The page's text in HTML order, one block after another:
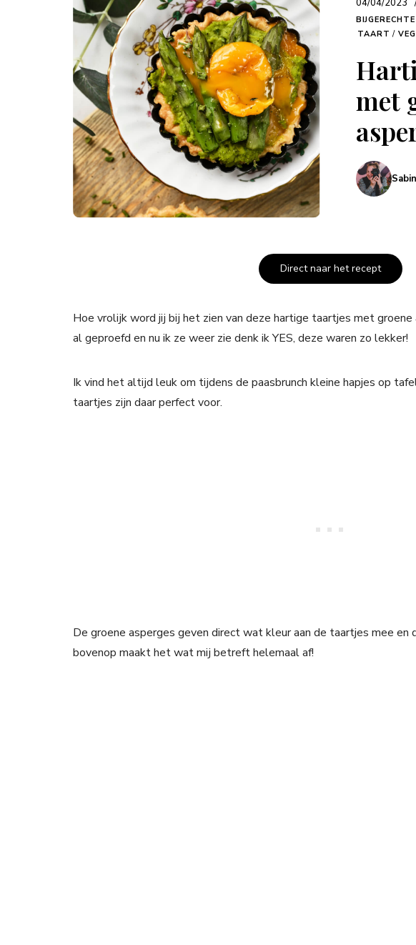
04/04/2023
TAART /
met
Direct naar het recept
Hoe vrolijk word jij bij het zien van deze hartige taartjes met
al geproefd en nu ik ze weer zie denk ik YES, deze waren zo lekker!
Ik vind het altijd leuk om tijdens de paasbrunch kleine hapjes op
taartjes zijn daar perfect voor.
De groene asperges geven direct wat kleur aan de taartjes mee en
bovenop maakt het wat mij betreft helemaal af!